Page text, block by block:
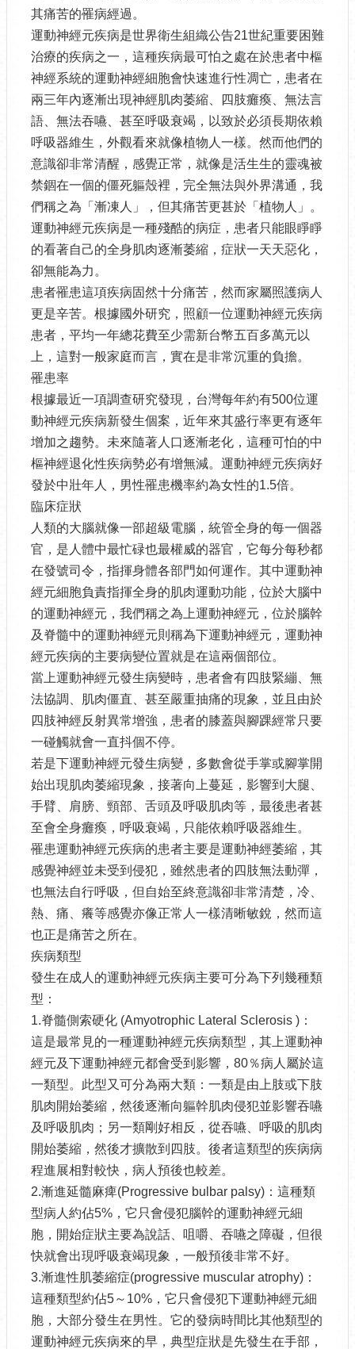
其痛苦的罹病經過。
運動神經元疾病是世界衛生組織公告21世紀重要困難
治療的疾病之一，這種疾病最可怕之處在於患者中樞
神經系統的運動神經細胞會快速進行性凋亡，患者在
兩三年內逐漸出現神經肌肉萎縮、四肢癱瘓、無法言
語、無法吞嚥、甚至呼吸衰竭，以致於必須長期依賴
呼吸器維生，外觀看來就像植物人一樣。然而他們的
意識卻非常清醒，感覺正常，就像是活生生的靈魂被
禁錮在一個的僵死軀殼裡，完全無法與外界溝通，我
們稱之為「漸凍人」，但其痛苦更甚於「植物人」。
運動神經元疾病是一種殘酷的病症，患者只能眼睜睜
的看著自己的全身肌肉逐漸萎縮，症狀一天天惡化，
卻無能為力。
患者罹患這項疾病固然十分痛苦，然而家屬照護病人
更是辛苦。根據國外研究，照顧一位運動神經元疾病
患者，平均一年總花費至少需新台幣五百多萬元以
上，這對一般家庭而言，實在是非常沉重的負擔。
罹患率
根據最近一項調查研究發現，台灣每年約有500位運
動神經元疾病新發生個案，近年來其盛行率更有逐年
增加之趨勢。未來隨著人口逐漸老化，這種可怕的中
樞神經退化性疾病勢必有增無減。運動神經元疾病好
發於中壯年人，男性罹患機率約為女性的1.5倍。
臨床症狀
人類的大腦就像一部超級電腦，統管全身的每一個器
官，是人體中最忙碌也最權威的器官，它每分每秒都
在發號司令，指揮身體各部門如何運作。其中運動神
經元細胞負責指揮全身的肌肉運動功能，位於大腦中
的運動神經元，我們稱之為上運動神經元，位於腦幹
及脊髓中的運動神經元則稱為下運動神經元，運動神
經元疾病的主要病變位置就是在這兩個部位。
當上運動神經元發生病變時，患者會有四肢緊繃、無
法協調、肌肉僵直、甚至嚴重抽痛的現象，並且由於
四肢神經反射異常增強，患者的膝蓋與腳踝經常只要
一碰觸就會一直抖個不停。
若是下運動神經元發生病變，多數會從手掌或腳掌開
始出現肌肉萎縮現象，接著向上蔓延，影響到大腿、
手臂、肩膀、頸部、舌頭及呼吸肌肉等，最後患者甚
至會全身癱瘓，呼吸衰竭，只能依賴呼吸器維生。
罹患運動神經元疾病的患者主要是運動神經萎縮，其
感覺神經並未受到侵犯，雖然患者的四肢無法動彈，
也無法自行呼吸，但自始至終意識卻非常清楚，冷、
熱、痛、癢等感覺亦像正常人一樣清晰敏銳，然而這
也正是痛苦之所在。
疾病類型
發生在成人的運動神經元疾病主要可分為下列幾種類
型：
1.脊髓側索硬化 (Amyotrophic Lateral Sclerosis )：
這是最常見的一種運動神經元疾病類型，其上運動神
經元及下運動神經元都會受到影響，80％病人屬於這
一類型。此型又可分為兩大類：一類是由上肢或下肢
肌肉開始萎縮，然後逐漸向軀幹肌肉侵犯並影響吞嚥
及呼吸肌肉；另一類剛好相反，從吞嚥、呼吸的肌肉
開始萎縮，然後才擴散到四肢。後者這類型的疾病病
程進展相對較快，病人預後也較差。
2.漸進延髓麻痺(Progressive bulbar palsy)：這種類
型病人約佔5%，它只會侵犯腦幹的運動神經元細
胞，開始症狀主要為說話、咀嚼、吞嚥之障礙，但很
快就會出現呼吸衰竭現象，一般預後非常不好。
3.漸進性肌萎縮症(progressive muscular atrophy)：
這種類型約佔5～10%，它只會侵犯下運動神經元細
胞，大部分發生在男性。它的發病時間比其他類型的
運動神經元疾病來的早，典型症狀是先發生在手部，